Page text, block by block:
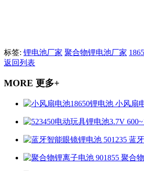
标签: 锂电池厂家 聚合物锂电池厂家
返回列表
MORE 更多+
小风扇
蓝
聚合